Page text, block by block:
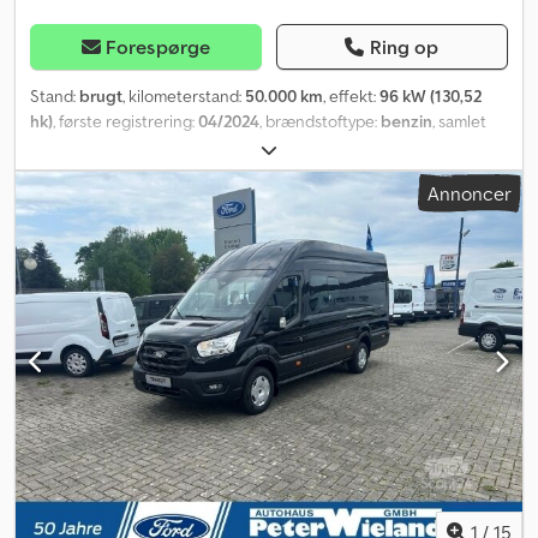
Forespørge Ring op
Stand: brugt, kilometerstand: 50.000 km, effekt:96 kW (130,52
hk), første registrering:04/2024, brændstoftype: benzin, samlet
, akslekonfiguration:
farve:hvid, førerhus:anden, geartype:mekanisk, emissionsklasse:
Euro 6, affjedring: anden , antal sæder:
ABS,
bordincomputer, centrallås, fartpilot, har haft en ulykke,
immobilizersystem, klimaanlæg, sodfilter, trailertræk,
traktionskontrol, AUTOPARADIES i Berlin, Frank-Zappa-Str. 9A
Man-fre: 9:00-17:00 Lør: 10:00-13:00 Tlf.: Mobil/WhatsApp:
Credpfxozcqv Hs Al Def FINANSIERING OG INDBYTNING ER MULIG
FORD TRANSIT Dobbeltkabine 2.0TDCI, skadet køretøj IKKE
KØREKLAR Moms kan udregnes * ABS, ASR, * Trækkrog 3000 kg *
Klimaanlæg, * Original MP3-radio DAB * Håndfri betjening * 7-
personers * El-spejle, el-ruder, * Elektronisk startsikring * Central
lås med fjernbetjening * Euro 6, grønt miljømærkat, *
Syn/udstødningskontrol gælder til 06.2026 Kontakt os venligst
telefonisk for at aftale en prøvekørsel. Mellemhandel og fejl
forbeholdes. Ring til os!! Vi taler engelsk. Finansiering,
Annoncer
1 / 15